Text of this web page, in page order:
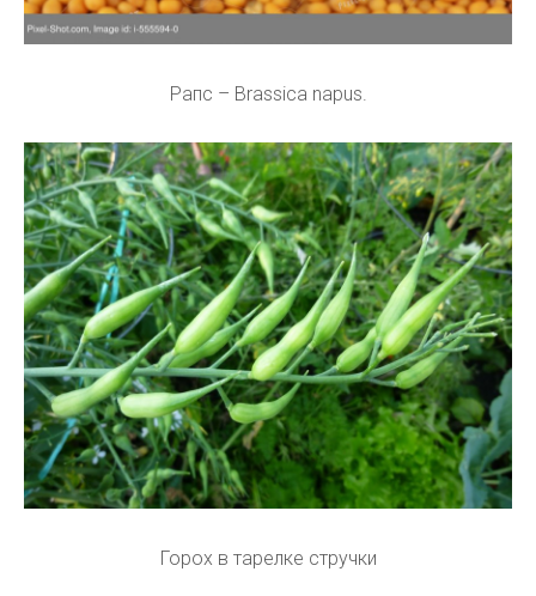
Рапс – Brassica napus.
Горох в тарелке стручки